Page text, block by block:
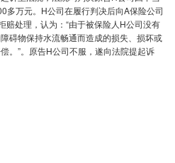
多万元。H公司在履行判决后向A保险公司
赔处理，认为：“由于被保险人H公司没有
碍物保持水流畅通而造成的损失、损坏或
。”。原告H公司不服，遂向法院提起诉